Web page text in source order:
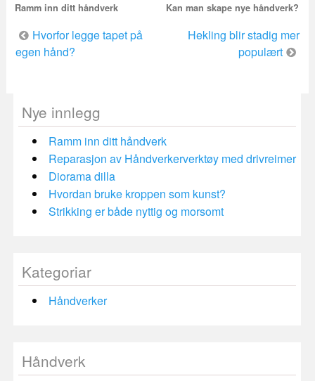
Ramm inn ditt håndverk Kan man skape nye håndverk?
Innleggsnavigering
Hvorfor legge tapet på
egen hånd?
Hekling blir stadig mer
populært
Nye innlegg
Ramm inn ditt håndverk
Reparasjon av Håndverkerverktøy med drivreimer
Diorama dilla
Hvordan bruke kroppen som kunst?
Strikking er både nyttig og morsomt
Kategoriar
Håndverker
Håndverk